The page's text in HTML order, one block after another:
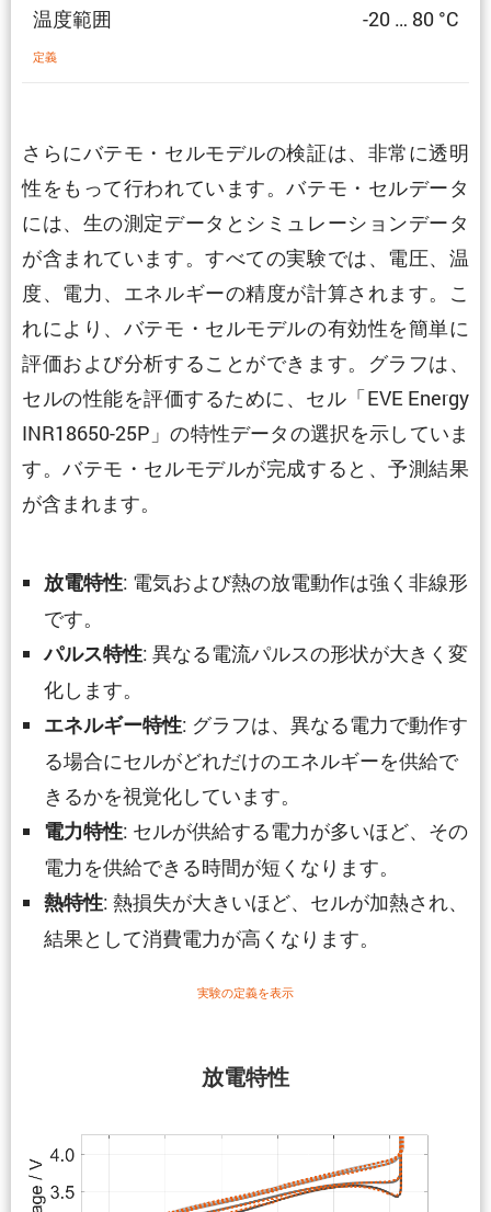
温度範囲
定義
-20 … 80 °C
さらにバテモ・セルモデルの検証は、非常に透明
性をもって行われています。バテモ・セルデータ
には、生の測定データとシミュレーションデータ
が含まれています。すべての実験では、電圧、温
度、電力、エネルギーの精度が計算されます。こ
れにより、バテモ・セルモデルの有効性を簡単に
評価および分析することができます。グラフは、
セルの性能を評価するために、セル「EVE Energy
INR18650-25P」の特性データの選択を示していま
す。バテモ・セルモデルが完成すると、予測結果
が含まれます。
放電特性
放電特性: 電気および熱の放電動作は強く非線形
です。
パルス特性: 異なる電流パルスの形状が大きく変
化します。
エネルギー特性: グラフは、異なる電力で動作す
る場合にセルがどれだけのエネルギーを供給で
きるかを視覚化しています。
電力特性: セルが供給する電力が多いほど、その
電力を供給できる時間が短くなります。
熱特性: 熱損失が大きいほど、セルが加熱され、
結果として消費電力が高くなります。
実験の定義を表示